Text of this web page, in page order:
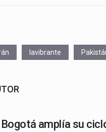
lavibrante
Bogotá amplía su